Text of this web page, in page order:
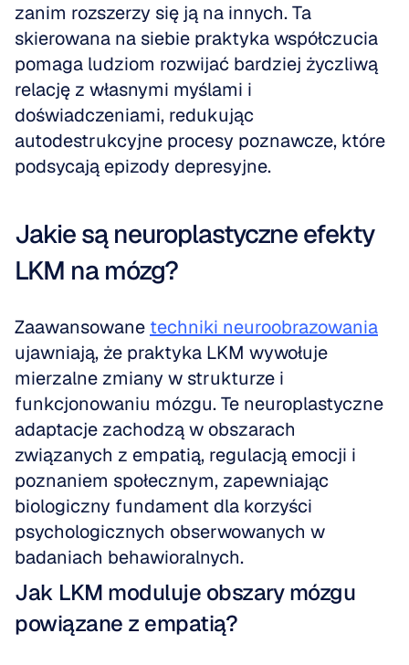
zanim rozszerzy się ją na innych. Ta
skierowana na siebie praktyka współczucia
pomaga ludziom rozwijać bardziej życzliwą
relację z własnymi myślami i
doświadczeniami, redukując
autodestrukcyjne procesy poznawcze, które
podsycają epizody depresyjne.
Jakie są neuroplastyczne efekty
LKM na mózg?
Zaawansowane techniki neuroobrazowania
ujawniają, że praktyka LKM wywołuje
mierzalne zmiany w strukturze i
funkcjonowaniu mózgu. Te neuroplastyczne
adaptacje zachodzą w obszarach
związanych z empatią, regulacją emocji i
poznaniem społecznym, zapewniając
biologiczny fundament dla korzyści
psychologicznych obserwowanych w
badaniach behawioralnych.
Jak LKM moduluje obszary mózgu
powiązane z empatią?